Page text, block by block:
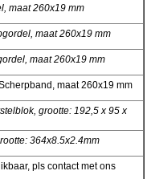
maat 260x19 mm
maat 260x19 mm
maat 260x19 mm
maat 260x19 mm
grootte: 192,5 x 95 x
364x8.5x2.4mm
pls contact met ons